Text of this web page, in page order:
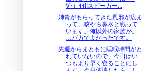
∀･）ｲｲ!!スピーカー...
姉貴がもらってきた風邪が広ま
って、咳やら鼻水と戦って
います。俺以外の家族が。
…バカでよかったです。
先週からまともに睡眠時間がと
れていないので、今日はい
つもより早く寝ることにし